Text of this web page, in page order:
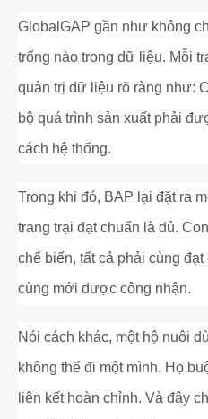
GlobalGAP gần như không
trống nào trong dữ liệu. Mỗi
quản trị dữ liệu rõ ràng như:
bộ quá trình sản xuất phải
cách hệ thống.
Trong khi đó, BAP lại đặt ra
trang trại đạt chuẩn là đủ.
chế biến, tất cả phải cùng
cùng mới được công nhận.
Nói cách khác, một hộ nuôi
không thể đi một mình. Họ
liên kết hoàn chỉnh. Và đây